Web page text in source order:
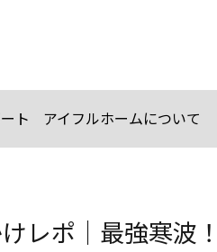
ト アイフルホームについて
レポ｜最強寒波